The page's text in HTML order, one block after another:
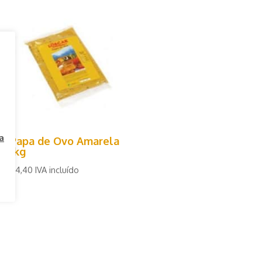
Papa de Ovo Amarela
1kg
4,40 IVA incluído